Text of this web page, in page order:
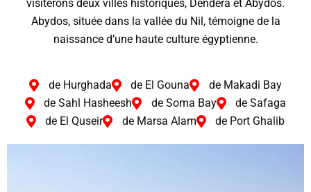
visiterons deux villes historiques, Dendera et Abydos.
Abydos, située dans la vallée du Nil, témoigne de la
naissance d’une haute culture égyptienne.
de Hurghada de El Gouna
de Makadi Bay
de Sahl Hasheesh
de Soma Bay
de Safaga
de El Quseir
de Marsa Alam de Port Ghalib